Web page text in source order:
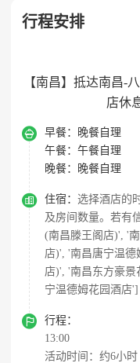
行程安排
【南昌】抵达南昌-
店休
 早餐：
晚餐自理
午餐： 午餐自理
晚餐：
晚餐自理
 住宿： 选择酒店的
及房间数量。若有
(南昌滕王阁店)', '
店)', '南昌唐宁温德
店)', '南昌东方豪景
宁温德姆花园酒店']

行程：
13:00
活动时间：约6小时